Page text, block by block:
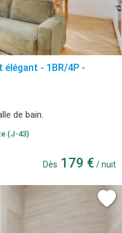
élégant - 1BR/4P -
de bain.
(J-43)
Dès 179 € / nuit